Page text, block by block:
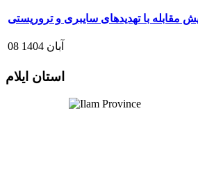
08 آبان 1404
استان ایلام